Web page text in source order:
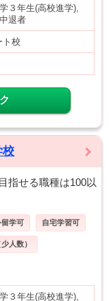
３年生(高校進学),
退者
ト校
校
指せる職種は100以
留学可 自宅学習可
人数）
３年生(高校進学),